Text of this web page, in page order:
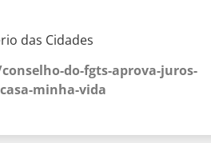
das Cidades
do-fgts-aprova-juros-
minha-vida